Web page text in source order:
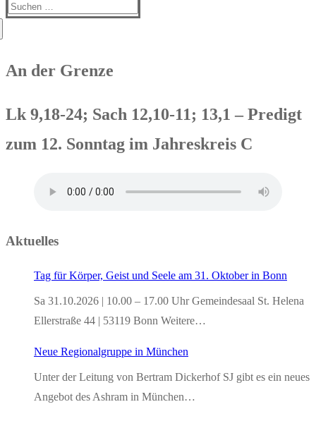
Suchen
An der Grenze
Lk 9,18-24; Sach 12,10-11; 13,1 – Predigt
zum 12. Sonntag im Jahreskreis C
Aktuelles
Tag für Körper, Geist und Seele am 31. Oktober in Bonn
Sa 31.10.2026 | 10.00 – 17.00 Uhr Gemeindesaal St. Helena
Ellerstraße 44 | 53119 Bonn Weitere…
Neue Regionalgruppe in München
Unter der Leitung von Bertram Dickerhof SJ gibt es ein neues
Angebot des Ashram in München…